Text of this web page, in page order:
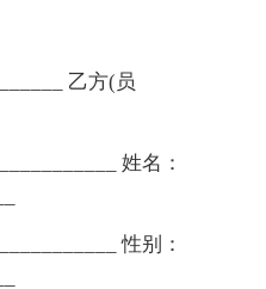
乙方(员
姓名：
性别：